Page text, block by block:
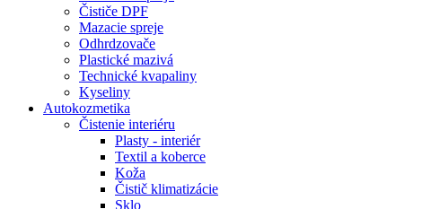
Čističe DPF
Mazacie spreje
Odhrdzovače
Plastické mazivá
Technické kvapaliny
Kyseliny
Autokozmetika
Čistenie interiéru
Plasty - interiér
Textil a koberce
Koža
Čistič klimatizácie
Sklo